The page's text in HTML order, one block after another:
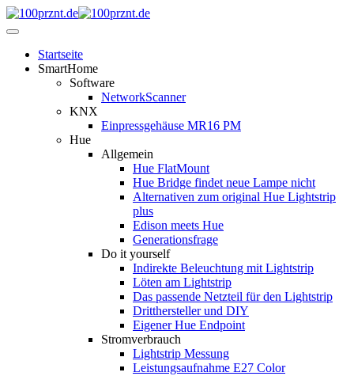
Startseite
SmartHome
Software
NetworkScanner
KNX
Einpressgehäuse MR16 PM
Hue
Allgemein
Hue FlatMount
Hue Bridge findet neue Lampe nicht
Alternativen zum original Hue Lightstrip
plus
Edison meets Hue
Generationsfrage
Do it yourself
Indirekte Beleuchtung mit Lightstrip
Löten am Lightstrip
Das passende Netzteil für den Lightstrip
Dritthersteller und DIY
Eigener Hue Endpoint
Stromverbrauch
Lightstrip Messung
Leistungsaufnahme E27 Color